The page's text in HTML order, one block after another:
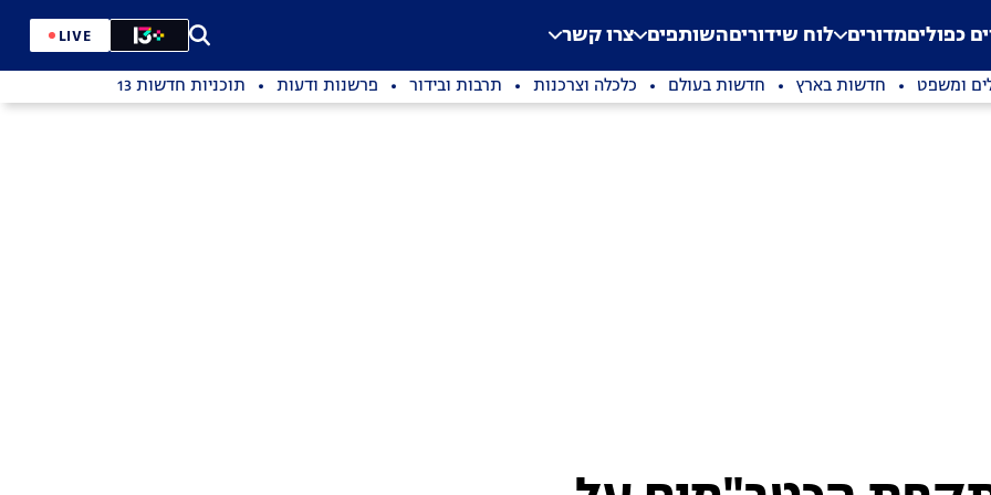
Application error: a
. כפוליםמדורים לוח שידוריםהשותפים צרו קשר LIVE
ומשפט חדשות בארץ חדשות בעולם כלכלה וצרכנות תרבות ובידור פרשנות ודעות תוכניות חדשות 13